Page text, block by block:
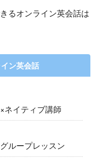
るオンライン英会話は
ン英会話
イティブ講師
ループレッスン